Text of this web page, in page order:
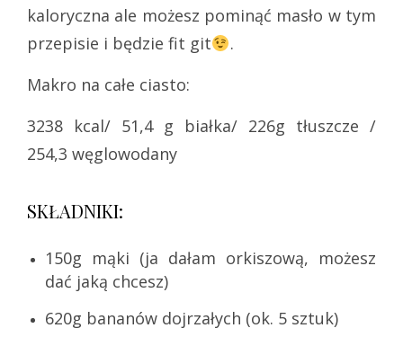
kaloryczna ale możesz pominąć masło w tym
przepisie i będzie fit git
.
Makro na całe ciasto:
3238 kcal/ 51,4 g białka/ 226g tłuszcze /
254,3 węglowodany
SKŁADNIKI:
150g mąki (ja dałam orkiszową, możesz
dać jaką chcesz)
620g bananów dojrzałych (ok. 5 sztuk)